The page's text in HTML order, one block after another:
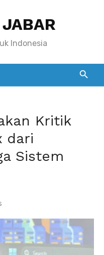
Indonesia
Kritik
dari
Sistem